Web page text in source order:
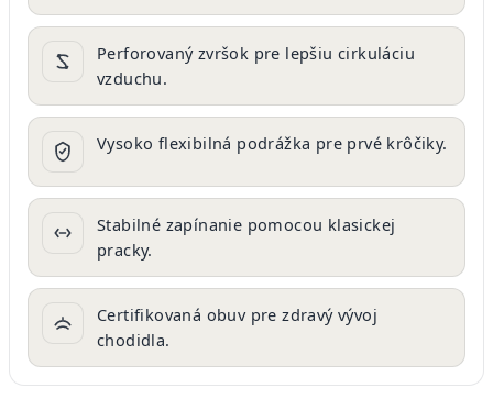
Perforovaný zvršok pre lepšiu cirkuláciu
vzduchu.
Vysoko flexibilná podrážka pre prvé krôčiky.
Stabilné zapínanie pomocou klasickej
pracky.
Certifikovaná obuv pre zdravý vývoj
chodidla.